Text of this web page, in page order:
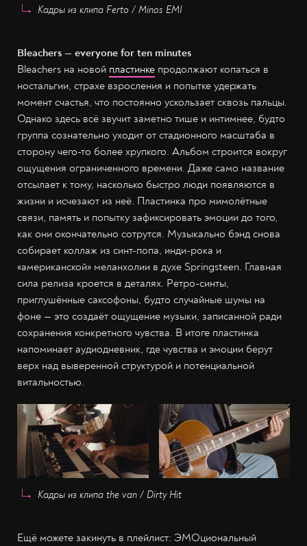
Кадры из клипа Ferto / Minos EMI
Bleachers — everyone for ten minutes
Bleachers на новой пластинке продолжают копаться в
ностальгии, страхе взросления и попытке удержать
момент счастья, что постоянно ускользает сквозь пальцы.
Однако здесь всё звучит заметно тише и интимнее, будто
группа сознательно уходит от стадионного масштаба в
сторону чего-то более хрупкого. Альбом строится вокруг
ощущения ограниченного времени. Даже само название
отсылает к тому, насколько быстро люди появляются в
жизни и исчезают из неё. Пластинка про мимолётные
связи, память и попытку зафиксировать эмоции до того,
как они окончательно сотрутся. Музыкально бэнд снова
собирает коллаж из синт-попа, инди-рока и
«американской» меланхолии в духе Springsteen. Главная
сила релиза кроется в деталях. Ретро-синты,
приглушённые саксофоны, будто случайные шумы на
фоне — это создаёт ощущение музыки, записанной ради
сохранения конкретного чувства. В итоге пластинка
напоминает аудиодневник, где чувства и эмоции берут
верх над выверенной структурой и потенциальной
витальностью.
Кадры из клипа the van / Dirty Hit
Ещё можете закинуть в плейлист: ЭМОциональный